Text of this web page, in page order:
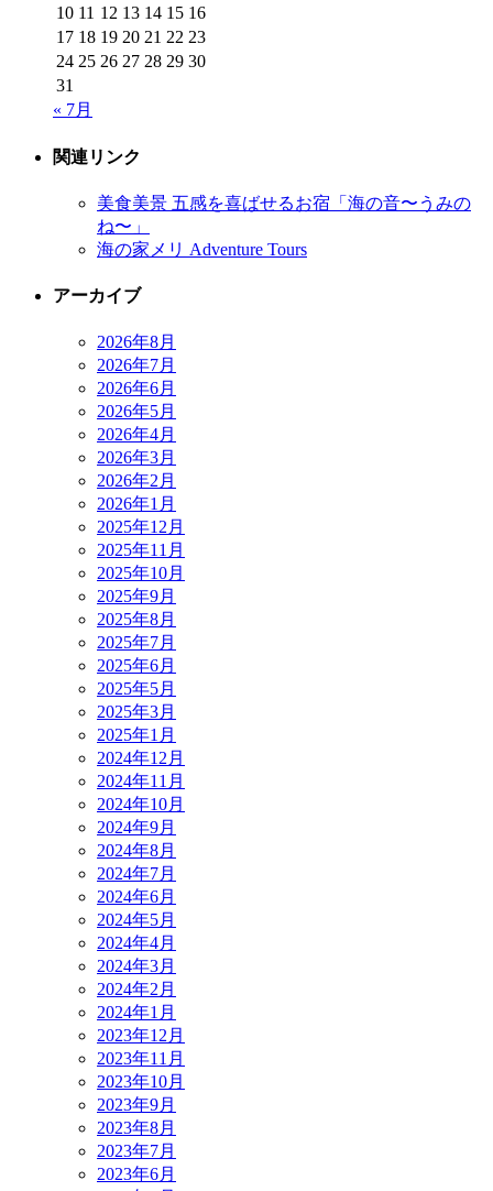
10 11 12 13 14 15 16
17 18 19 20 21 22 23
24 25 26 27 28 29 30
31
« 7月
関連リンク
美食美景 五感を喜ばせるお宿「海の音〜うみの
ね〜」
海の家メリ Adventure Tours
アーカイブ
2026年8月
2026年7月
2026年6月
2026年5月
2026年4月
2026年3月
2026年2月
2026年1月
2025年12月
2025年11月
2025年10月
2025年9月
2025年8月
2025年7月
2025年6月
2025年5月
2025年3月
2025年1月
2024年12月
2024年11月
2024年10月
2024年9月
2024年8月
2024年7月
2024年6月
2024年5月
2024年4月
2024年3月
2024年2月
2024年1月
2023年12月
2023年11月
2023年10月
2023年9月
2023年8月
2023年7月
2023年6月